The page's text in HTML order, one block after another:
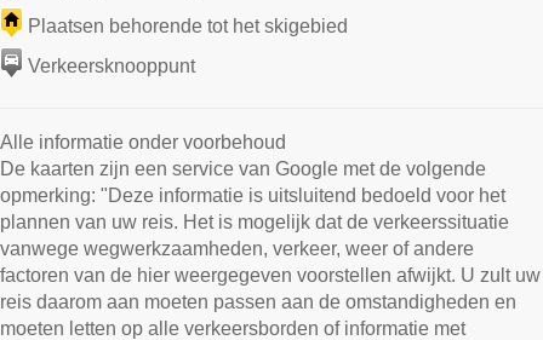
Plaatsen behorende tot het skigebied
Verkeersknooppunt
Alle informatie onder voorbehoud
De kaarten zijn een service van Google met de volgende
opmerking: "Deze informatie is uitsluitend bedoeld voor het
plannen van uw reis. Het is mogelijk dat de verkeerssituatie
vanwege wegwerkzaamheden, verkeer, weer of andere
factoren van de hier weergegeven voorstellen afwijkt. U zult uw
reis daarom aan moeten passen aan de omstandigheden en
moeten letten op alle verkeersborden of informatie met